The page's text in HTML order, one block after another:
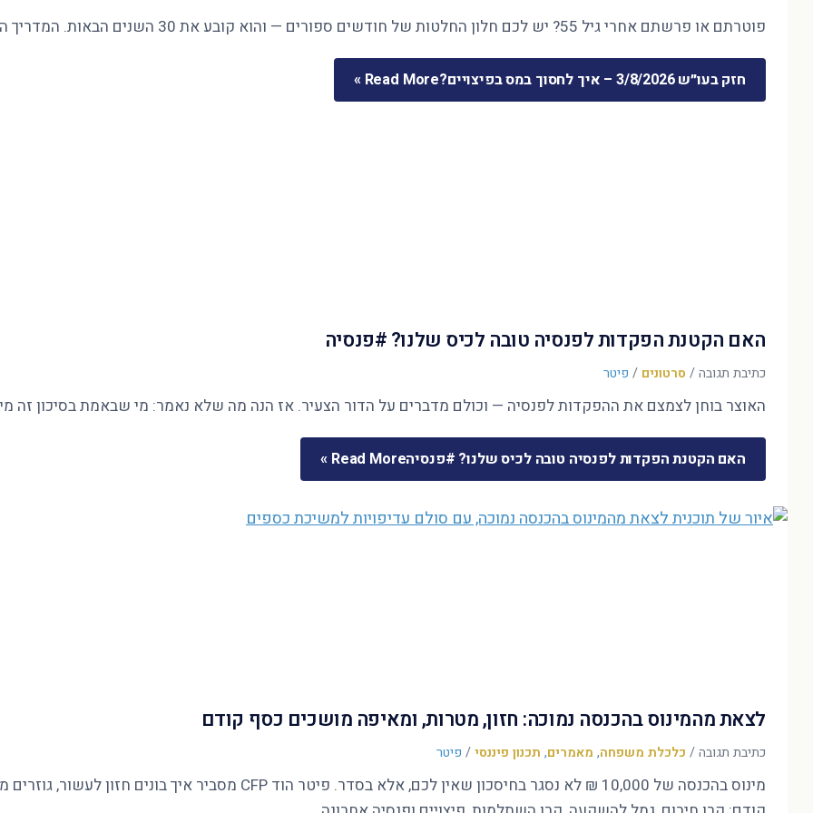
פוטרתם או פרשתם אחרי גיל 55? יש לכם חלון החלטות של חודשים ספורים — והוא קובע את 30 השנים הבאות. המדריך המלא לכסף שמשתחרר …
חזק בעו״ש 3/8/2026 – איך לחסוך במס בפיצויים? Read More »
האם הקטנת הפקדות לפנסיה טובה לכיס שלנו? #פנסיה
כתיבת תגובה/ סרטונים / פיטר
האוצר בוחן לצמצם את ההפקדות לפנסיה — וכולם מדברים על הדור הצעיר. אז הנה מה שלא נאמר: מי שבאמת בסיכון זה מי שנשארו לו
האם הקטנת הפקדות לפנסיה טובה לכיס שלנו? #פנסיהRead More »
לצאת מהמינוס בהכנסה נמוכה: חזון, מטרות, ומאיפה מושכים כסף קודם
כתיבת תגובה/ כלכלת משפחה, מאמרים, תכנון פיננסי/ פיטר